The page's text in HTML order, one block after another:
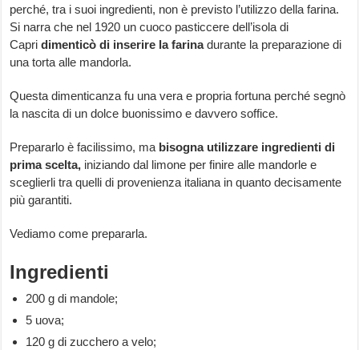
perché, tra i suoi ingredienti, non è previsto l’utilizzo della farina.
Si narra che nel 1920 un cuoco pasticcere dell’isola di
Capridimenticò di inserire la farinadurante la preparazione di
una torta alle mandorla.
Questa dimenticanza fu una vera e propria fortuna perché segnò
la nascita di un dolce buonissimo e davvero soffice.
Prepararlo è facilissimo, ma bisogna utilizzare ingredienti di
prima scelta, iniziando dal limone per finire alle mandorle e
sceglierli tra quelli di provenienza italiana in quanto decisamente
più garantiti.
Vediamo come prepararla.
Ingredienti
200 g di mandole;
5 uova;
120 g di zucchero a velo;